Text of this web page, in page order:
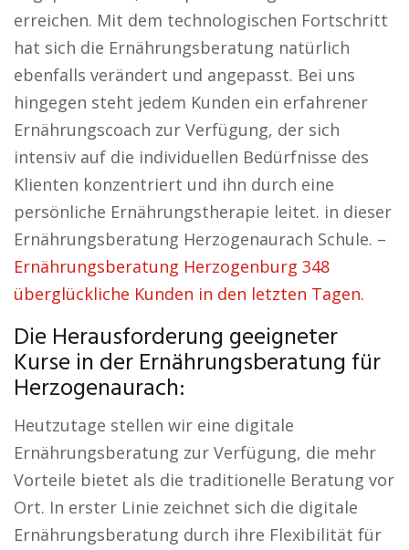
erreichen. Mit dem technologischen Fortschritt
hat sich die Ernährungsberatung natürlich
ebenfalls verändert und angepasst. Bei uns
hingegen steht jedem Kunden ein erfahrener
Ernährungscoach zur Verfügung, der sich
intensiv auf die individuellen Bedürfnisse des
Klienten konzentriert und ihn durch eine
persönliche Ernährungstherapie leitet. in dieser
Ernährungsberatung Herzogenaurach Schule. –
Ernährungsberatung Herzogenburg 348
überglückliche Kunden in den letzten Tagen.
Die Herausforderung geeigneter
Kurse in der Ernährungsberatung für
Herzogenaurach:
Heutzutage stellen wir eine digitale
Ernährungsberatung zur Verfügung, die mehr
Vorteile bietet als die traditionelle Beratung vor
Ort. In erster Linie zeichnet sich die digitale
Ernährungsberatung durch ihre Flexibilität für